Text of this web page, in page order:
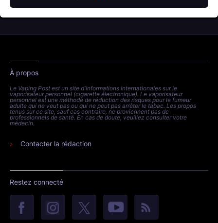
À propos
Le Vaping Post est un site d'informations internationales sur le
vaporisateur personnel (cigarette électronique). Le vaporisateur
personnel est une méthode de réduction des risques pour le fumeur
adulte qui ne veut pas ou qui ne peut pas arrêter le tabac. Les propos
tenus sur ce site, sauf cas contraire, ne proviennent pas de
professionnels de santé. En cas de doute, veuillez consulter votre
médecin.
Contacter la rédaction
Restez connecté